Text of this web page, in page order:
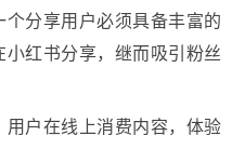
分享用户必须具备丰富的
红书分享，继而吸引粉丝
户在线上消费内容，体验